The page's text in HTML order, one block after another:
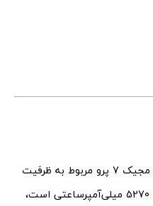
یک تفاوت عمده در مدل جهانی آنر مجیک 7 پرو مربوط به ظرفیت
باتری است. این گوشی دارای باتری 5270 میلی‌آمپرساعتی است،